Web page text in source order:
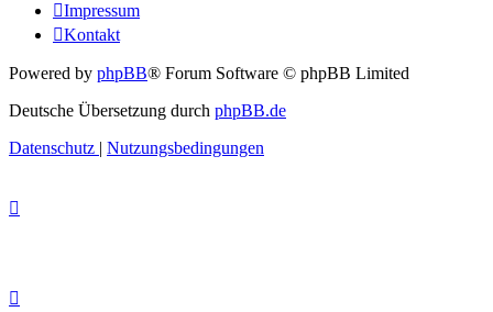
Impressum
Kontakt
Powered by phpBB® Forum Software © phpBB Limited
Deutsche Übersetzung durch phpBB.de
Datenschutz
Nutzungsbedingungen